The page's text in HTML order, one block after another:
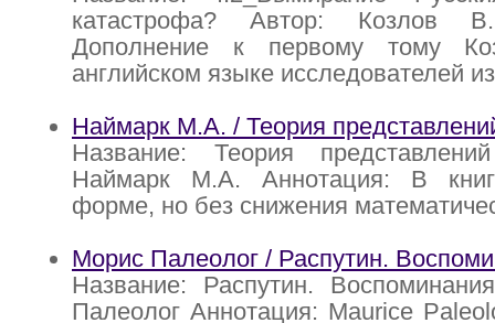
катастрофа? Автор: Козлов
Дополнение к первому тому
английском языке исследователей из
Наймарк М.А. / Теория
Название: Теория
Наймарк М.А. Аннотация: В
форме, но без снижения
Морис Палеолог / Распутин.
Название: Распутин.
Палеолог Аннотация: Maurice